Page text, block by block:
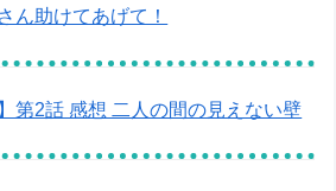
ん助けてあげて！
第2話 感想 二人の間の見えない壁